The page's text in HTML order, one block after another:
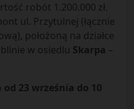
robót 1.200.000 zł.
ul. Przytulnej (łącznie
położoną na działce
w osiedlu Skarpa –
od 23 września do 10